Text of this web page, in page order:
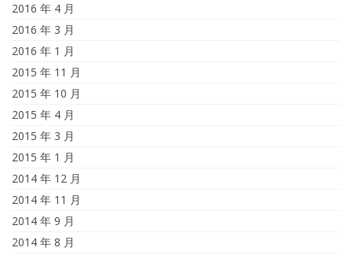
2016 年 4 月
2016 年 3 月
2016 年 1 月
2015 年 11 月
2015 年 10 月
2015 年 4 月
2015 年 3 月
2015 年 1 月
2014 年 12 月
2014 年 11 月
2014 年 9 月
2014 年 8 月